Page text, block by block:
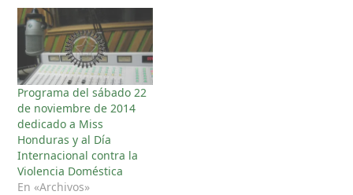
Programa del sábado 22
de noviembre de 2014
dedicado a Miss
Honduras y al Día
Internacional contra la
Violencia Doméstica
En «Archivos»